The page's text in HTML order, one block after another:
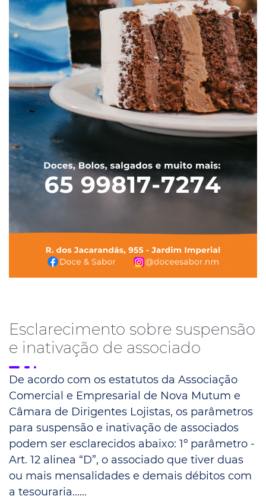
Esclarecimento sobre suspensão
e inativação de associado
De acordo com os estatutos da Associação
Comercial e Empresarial de Nova Mutum e
Câmara de Dirigentes Lojistas, os parâmetros
para suspensão e inativação de associados
podem ser esclarecidos abaixo: 1º parâmetro -
Art. 12 alinea “D”, o associado que tiver duas
ou mais mensalidades e demais débitos com
a tesouraria......